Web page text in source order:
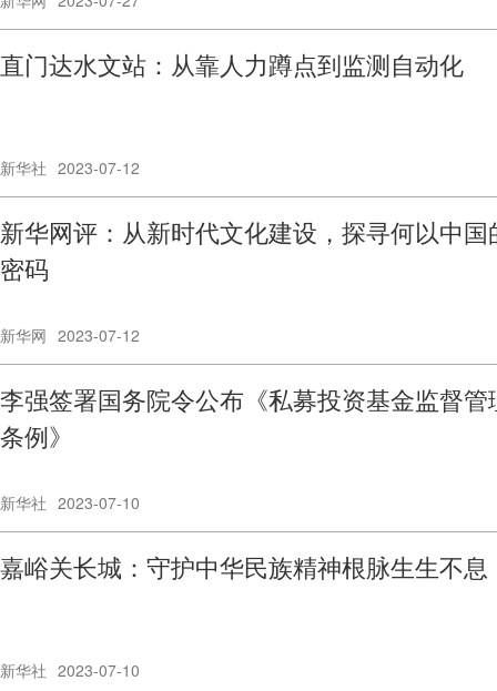
直门达水文站：从靠人力蹲点到监测自动化
新华社 2023-07-12
新华网评：从新时代文化建设，探寻何以中国
密码
新华网 2023-07-12
李强签署国务院令公布《私募投资基金监督管
条例》
新华社 2023-07-10
嘉峪关长城：守护中华民族精神根脉生生不息
新华社 2023-07-10